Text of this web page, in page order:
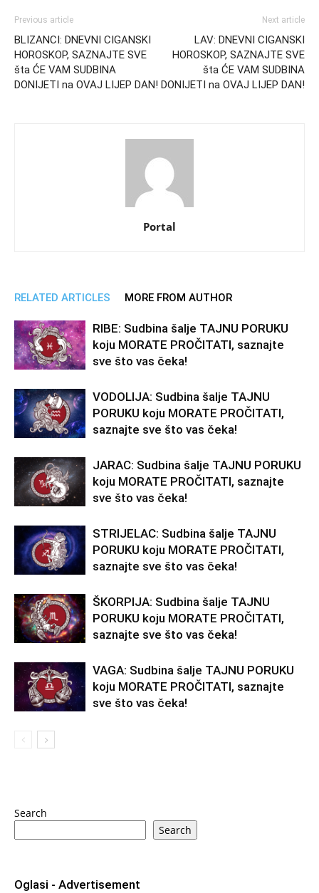
Previous article
BLIZANCI: DNEVNI CIGANSKI
HOROSKOP, SAZNAJTE SVE
šta ĆE VAM SUDBINA
DONIJETI na OVAJ LIJEP DAN!
Next article
LAV: DNEVNI CIGANSKI
HOROSKOP, SAZNAJTE SVE
šta ĆE VAM SUDBINA
DONIJETI na OVAJ LIJEP DAN!
Portal
RELATED ARTICLES MORE FROM AUTHOR
RIBE: Sudbina šalje TAJNU PORUKU
koju MORATE PROČITATI, saznajte
sve što vas čeka!
VODOLIJA: Sudbina šalje TAJNU
PORUKU koju MORATE PROČITATI,
saznajte sve što vas čeka!
JARAC: Sudbina šalje TAJNU PORUKU
koju MORATE PROČITATI, saznajte
sve što vas čeka!
STRIJELAC: Sudbina šalje TAJNU
PORUKU koju MORATE PROČITATI,
saznajte sve što vas čeka!
ŠKORPIJA: Sudbina šalje TAJNU
PORUKU koju MORATE PROČITATI,
saznajte sve što vas čeka!
VAGA: Sudbina šalje TAJNU PORUKU
koju MORATE PROČITATI, saznajte
sve što vas čeka!
Search
Search
Oglasi - Advertisement